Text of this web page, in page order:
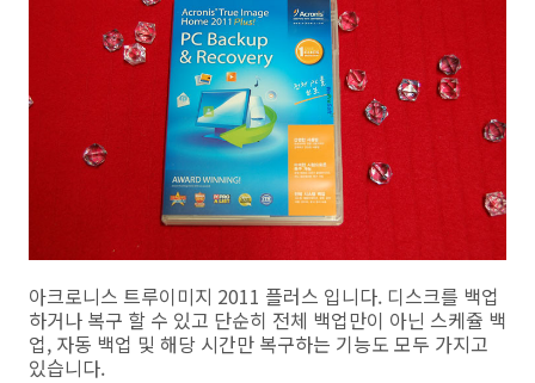
아크로니스 트루이미지 2011 플러스 입니다. 디스크를 백업
하거나 복구 할 수 있고 단순히 전체 백업만이 아닌 스케쥴 백
업, 자동 백업 및 해당 시간만 복구하는 기능도 모두 가지고
있습니다.